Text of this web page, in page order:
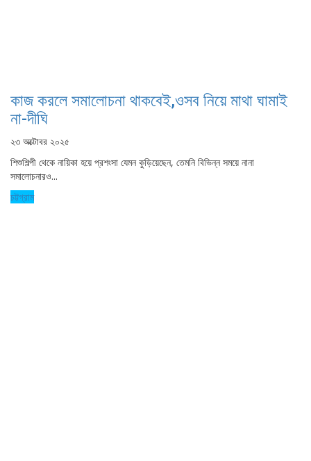
কাজ করলে সমালোচনা থাকবেই,ওসব নিয়ে মাথা ঘামাই
না-দীঘি
২৩ অক্টোবর ২০২৫
শিশুশিল্পী থেকে নায়িকা হয়ে প্রশংসা যেমন কুড়িয়েছেন, তেমনি বিভিন্ন সময়ে নানা
সমালোচনারও...
চট্টগ্রাম